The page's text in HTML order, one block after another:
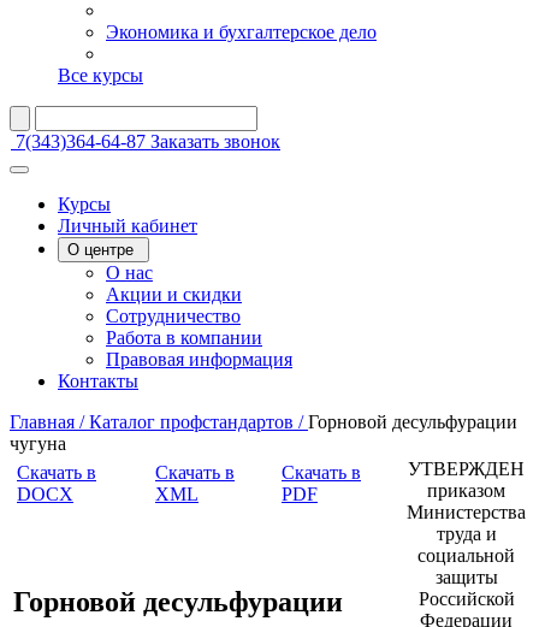
Экономика и бухгалтерское дело
Все курсы
7(343)364-64-87 Заказать звонок
Курсы
Личный кабинет
О центре
О нас
Акции и скидки
Сотрудничество
Работа в компании
Правовая информация
Контакты
Главная /Каталог профстандартов /Горновой десульфурации
чугуна
Скачать в
DOCX
Скачать в
XML
Скачать в
PDF
УТВЕРЖДЕН
приказом
Министерства
труда и
социальной
защиты
Российской
Федерации
Горновой десульфурации